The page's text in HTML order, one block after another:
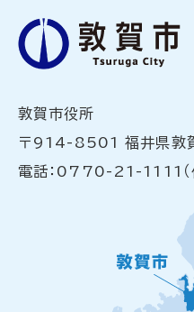
敦賀市役所
〒914-8501 福井県敦
電話：0770-21-1111（